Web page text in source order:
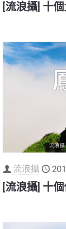
[流浪攝] 十
流浪攝
[流浪攝] 十